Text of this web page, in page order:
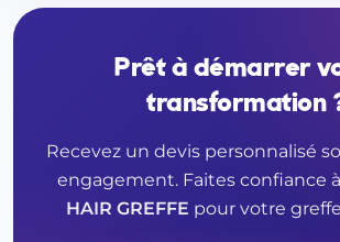
Prêt à démarrer
transformation
Recevez un devis personnalisé
engagement. Faites confiance à
HAIR GREFFE pour votre